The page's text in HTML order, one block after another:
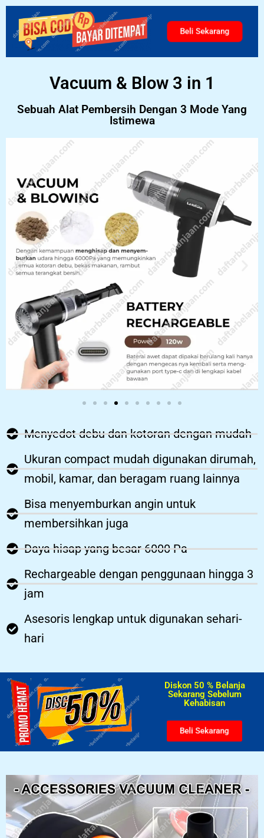
Beli Sekarang
Vacuum & Blow 3 in 1
Sebuah Alat Pembersih Dengan 3 Mode Yang
Istimewa
Menyedot debu dan kotoran dengan mudah
Ukuran compact mudah digunakan dirumah,
mobil, kamar, dan beragam ruang lainnya
Bisa menyemburkan angin untuk
membersihkan juga
Daya hisap yang besar 6000 Pa
Rechargeable dengan penggunaan hingga 3
jam
Asesoris lengkap untuk digunakan sehari-
hari
Diskon 50 % Belanja
Sekarang Sebelum
Kehabisan​
Beli Sekarang